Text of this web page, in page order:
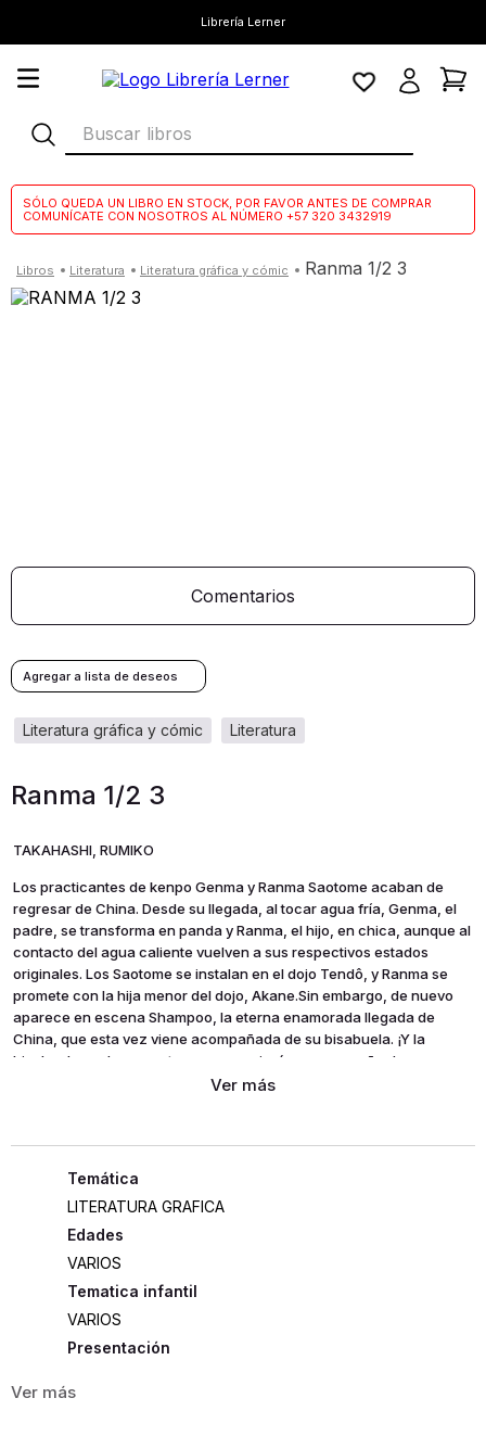
Librería Lerner
Buscar libros
SÓLO QUEDA UN LIBRO EN STOCK, POR FAVOR ANTES DE COMPRAR
COMUNÍCATE CON NOSOTROS AL NÚMERO +57 320 3432919
literatura literatura gráfica y cómic ranma 1/2 3
Comentarios
literatura
literatura gráfica y cómic
Ranma 1/2 3
TAKAHASHI, RUMIKO
Los practicantes de kenpo Genma y Ranma Saotome acaban de
regresar de China. Desde su llegada, al tocar agua fría, Genma, el
padre, se transforma en panda y Ranma, el hijo, en chica, aunque al
contacto del agua caliente vuelven a sus respectivos estados
originales. Los Saotome se instalan en el dojo Tendô, y Ranma se
promete con la hija menor del dojo, Akane.Sin embargo, de nuevo
aparece en escena Shampoo, la eterna enamorada llegada de
China, que esta vez viene acompañada de su bisabuela. ¡Y la
bisabuela es de armas tomar y no cejará en su empeño de casar a
su biznieta con Ranma! Para lograrlo, se enfrentará al joven en un
que meterse en líos con las dos bellas chicas... ¡La carrera del amor
protagonizada por Akane y Shampoo sigue a toda pastilla!
LITERATURA GRAFICA
Edades
VARIOS
Tematica infantil
VARIOS
Presentación